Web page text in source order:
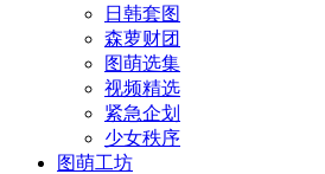
日韩套图
森萝财团
图萌选集
视频精选
紧急企划
少女秩序
图萌工坊